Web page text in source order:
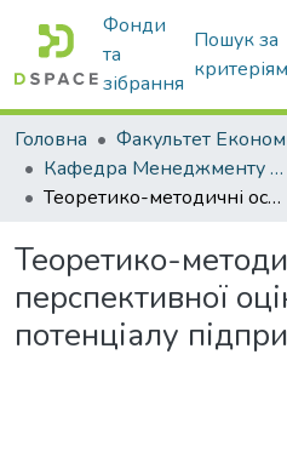
Фонди
та
зібрання
Пошук за
Головна
Кафедра Менеджменту та публічного адміністрування
Теоретико-методичні основи перспективної оцінки трудового потенціалу підприємств
Теоретико-
перспективної
потенціалу